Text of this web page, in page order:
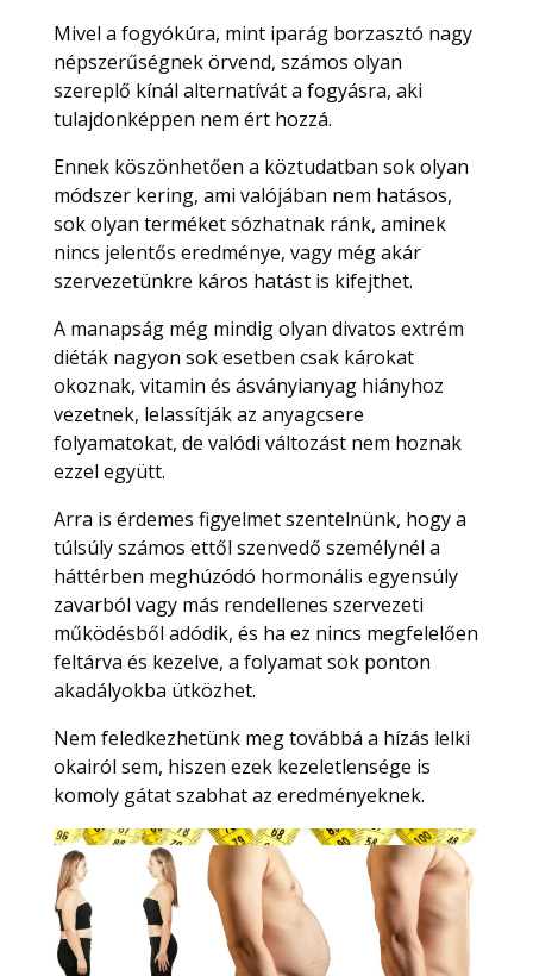
Mivel a fogyókúra, mint iparág borzasztó nagy
népszerűségnek örvend, számos olyan
szereplő kínál alternatívát a fogyásra, aki
tulajdonképpen nem ért hozzá.
Ennek köszönhetően a köztudatban sok olyan
módszer kering, ami valójában nem hatásos,
sok olyan terméket sózhatnak ránk, aminek
nincs jelentős eredménye, vagy még akár
szervezetünkre káros hatást is kifejthet.
A manapság még mindig olyan divatos extrém
diéták nagyon sok esetben csak károkat
okoznak, vitamin és ásványianyag hiányhoz
vezetnek, lelassítják az anyagcsere
folyamatokat, de valódi változást nem hoznak
ezzel együtt.
Arra is érdemes figyelmet szentelnünk, hogy a
túlsúly számos ettől szenvedő személynél a
háttérben meghúzódó hormonális egyensúly
zavarból vagy más rendellenes szervezeti
működésből adódik, és ha ez nincs megfelelően
feltárva és kezelve, a folyamat sok ponton
akadályokba ütközhet.
Nem feledkezhetünk meg továbbá a hízás lelki
okairól sem, hiszen ezek kezeletlensége is
komoly gátat szabhat az eredményeknek.